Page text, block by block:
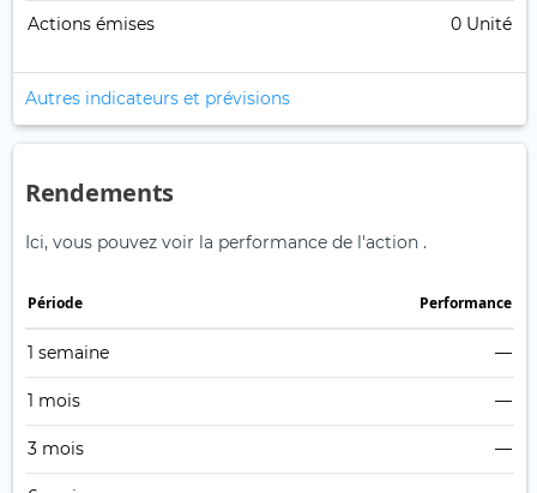
Actions émises 0 Unité
Autres indicateurs et prévisions
Rendements
Ici, vous pouvez voir la performance de l'action .
Période Performance
1 semaine —
1 mois —
3 mois —